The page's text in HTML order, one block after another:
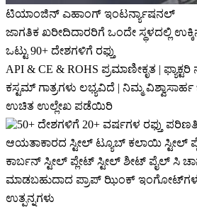
ಟಿಯಾಂಜಿನ್ ಎಹಾಂಗ್ ಇಂಟರ್ನ್ಯಾಷನಲ್
ಜಾಗತಿಕ ಖರೀದಿದಾರರಿಗೆ ಒಂದೇ ಸ್ಥಳದಲ್ಲಿ
ಒಟ್ಟು 90+ ದೇಶಗಳಿಗೆ ರಫ್ತು
API & CE & ROHS ಪ್ರಮಾಣೀಕೃತ |
ಕಸ್ಟಮ್ ಗಾತ್ರಗಳು ಲಭ್ಯವಿದೆ | ನಿಮ್ಮ ವಿಶ್ವಾಸಾರ್ಹ
ಉಚಿತ ಉಲ್ಲೇಖ ಪಡೆಯಿರಿ
ಆಯತಾಕಾರದ ಸ್ಟೀಲ್ ಟ್ಯೂಬ್ ಕಲಾಯಿ ಸ್ಟೀಲ್
ಕಾರ್ಬನ್ ಸ್ಟೀಲ್ ಪ್ಲೇಟ್ ಸ್ಟೀಲ್ ಶೀಟ್ ಪೈಲ್ ಸಿ
ಮಾಡಬಹುದಾದ ಪ್ರಾಪ್ ಝಿಂಕ್
ಉತ್ಪನ್ನಗಳು